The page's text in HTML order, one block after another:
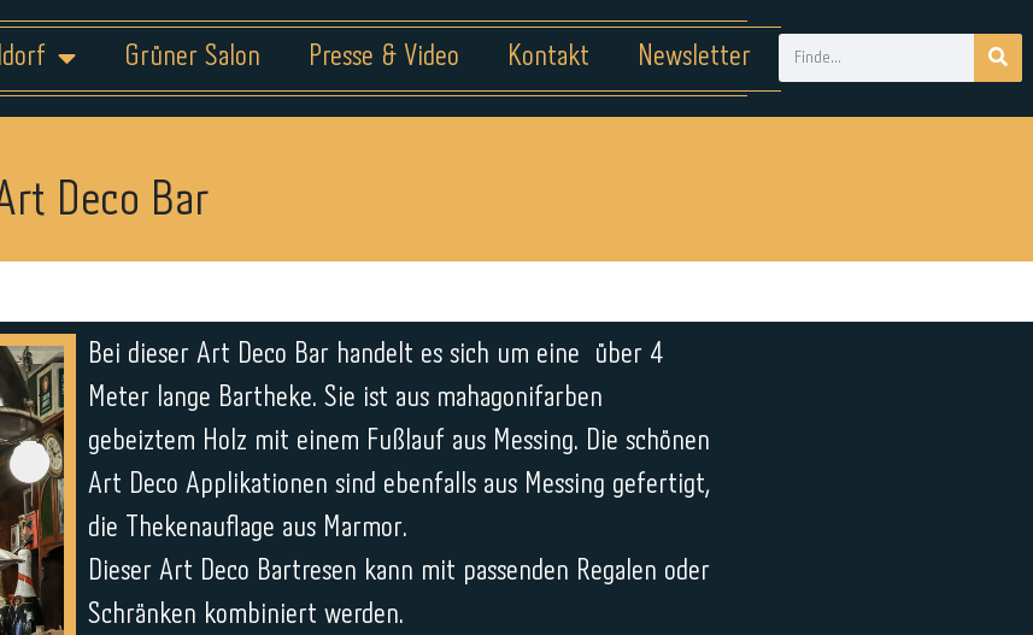
Grüner Salon Presse & Video Kontakt Newsletter
Deco Bar
Bei dieser Art Deco Bar handelt es sich um eine über 4
Meter lange Bartheke. Sie ist aus mahagonifarben
gebeiztem Holz mit einem Fußlauf aus Messing. Die schönen
Art Deco Applikationen sind ebenfalls aus Messing gefertigt,
die Thekenauflage aus Marmor.
Dieser Art Deco Bartresen kann mit passenden Regalen oder
Schränken kombiniert werden.